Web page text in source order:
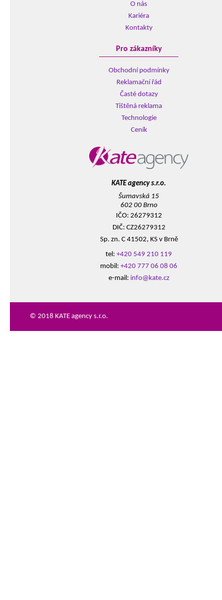
O nás
Kariéra
Kontakty
Pro zákazníky
Obchodní podmínky
Reklamační řád
Časté dotazy
Tištěná reklama
Technologie
Ceník
KATE agency s.r.o.
Šumavská 15
602 00 Brno
IČO: 26279312
DIČ: CZ26279312
Sp. zn. C 41502, KS v Brně
tel: +420 549 210 119
mobil: +420 777 06 08 06
e-mail: info@kate.cz
© 2018 KATE agency s.r.o.